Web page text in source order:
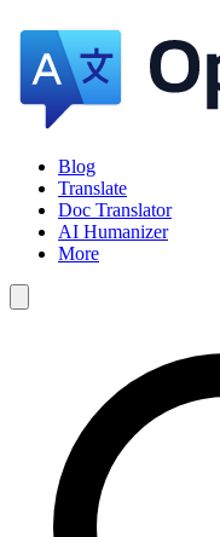
Blog
Translate
Doc Translator
AI Humanizer
More